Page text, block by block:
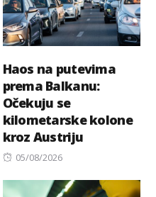
Haos na putevima
prema Balkanu:
Očekuju se
kilometarske kolone
kroz Austriju
Posted
05/08/2026